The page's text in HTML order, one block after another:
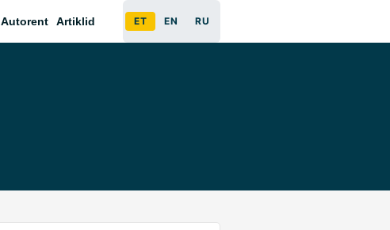
Autorent Artiklid ET EN RU